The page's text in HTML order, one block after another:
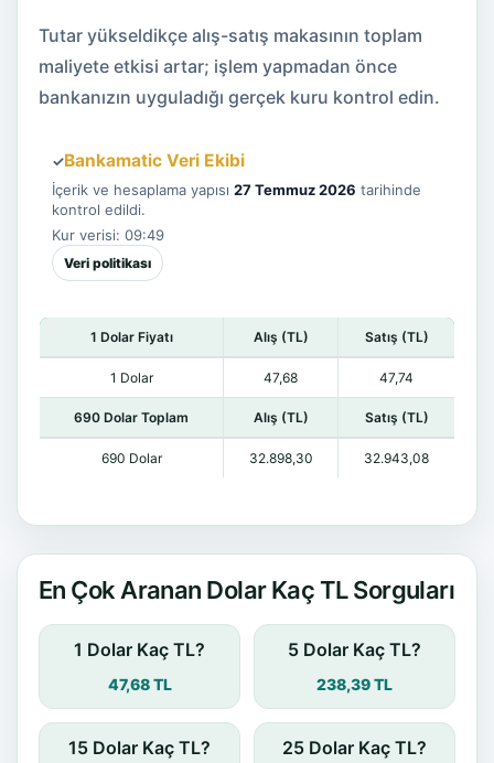
Tutar yükseldikçe alış-satış makasının toplam
maliyete etkisi artar; işlem yapmadan önce
bankanızın uyguladığı gerçek kuru kontrol edin.
✓Bankamatic Veri Ekibi
İçerik ve hesaplama yapısı 27 Temmuz 2026 tarihinde
kontrol edildi.
Kur verisi: 09:49
Veri politikası
1 Dolar Fiyatı Alış (TL) Satış (TL)
1 Dolar 47,68 47,74
690 Dolar Toplam Alış (TL) Satış (TL)
690 Dolar 32.898,30 32.943,08
En Çok Aranan Dolar Kaç TL Sorguları
1 Dolar Kaç TL?
47,68 TL
5 Dolar Kaç TL?
238,39 TL
15 Dolar Kaç TL? 25 Dolar Kaç TL?